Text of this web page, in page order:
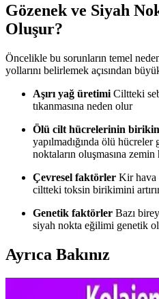
Gözenek ve Siyah
Oluşur?
Öncelikle bu sorunların temel
yollarını belirlemek açısından
Aşırı yağ üretimi Ciltteki
tıkanmasına neden olur
Ölü cilt hücrelerinin
yapılmadığında ölü
noktaların oluşmasına zemin
Çevresel faktörler Kir hava
ciltteki toksin birikimini
Genetik faktörler Bazı
siyah nokta eğilimi genetik
Ayrıca Bakınız